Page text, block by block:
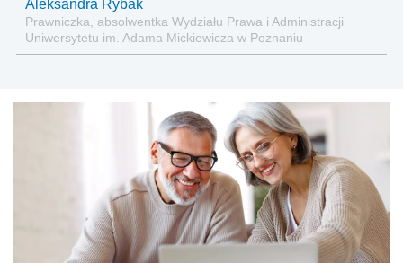
Aleksandra Rybak
Prawniczka, absolwentka Wydziału Prawa i Administracji
Uniwersytetu im. Adama Mickiewicza w Poznaniu